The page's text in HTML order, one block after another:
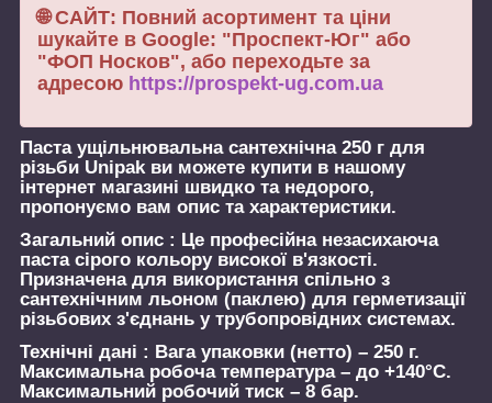
🌐 САЙТ: Повний асортимент та ціни
шукайте в Google: "Проспект-Юг" або
"ФОП Носков", або переходьте за
адресою https://prospekt-ug.com.ua
Паста ущільнювальна сантехнічна 250 г для
різьби Unipakви можете купити в нашому
інтернет магазині швидко та недорого,
пропонуємо вам опис та характеристики.
Загальний опис : Це професійна незасихаюча
паста сірого кольору високої в'язкості.
Призначена для використання спільно з
сантехнічним льоном (паклею) для герметизації
різьбових з'єднань у трубопровідних системах.
Технічні дані : Вага упаковки (нетто) – 250 г.
Максимальна робоча температура – ​​до +140°C.
Максимальний робочий тиск – 8 бар.